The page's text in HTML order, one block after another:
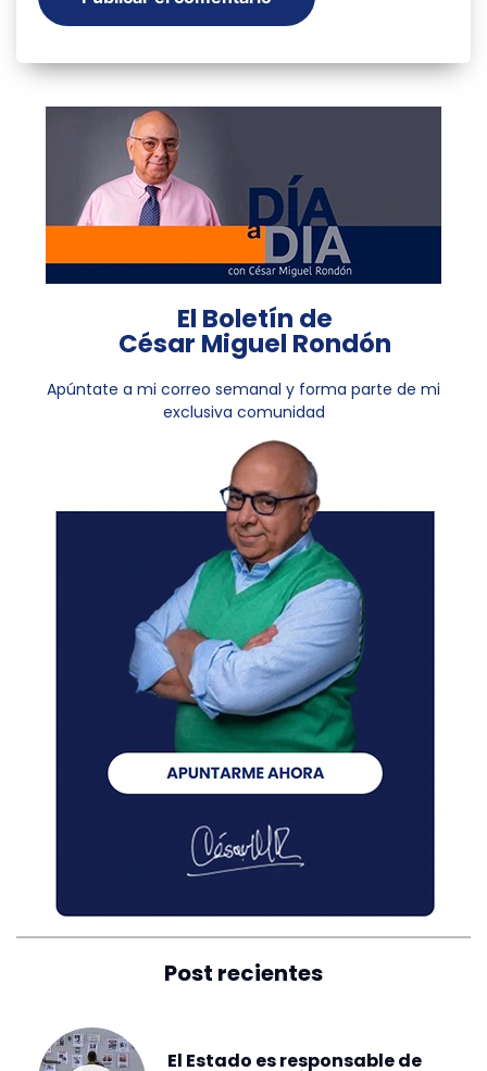
El Boletín de
César Miguel Rondón
Apúntate a mi correo semanal y forma parte de mi
exclusiva comunidad
Post recientes
El Estado es responsable de